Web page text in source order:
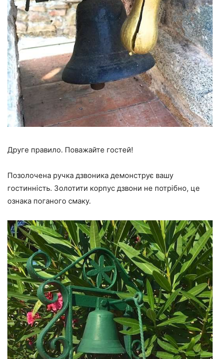
Друге правило. Поважайте гостей!
Позолочена ручка дзвоника демонструє вашу
гостинність. Золотити корпус дзвони не потрібно, це
ознака поганого смаку.